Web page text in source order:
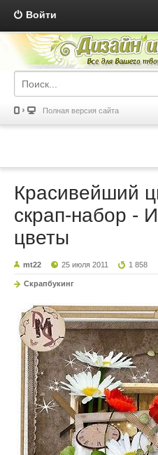
Войти
Полная версия сайта
Красивейший
скрап-набор -
цветы
mt22 25 июля 2011 1 858
Скрапбукинг